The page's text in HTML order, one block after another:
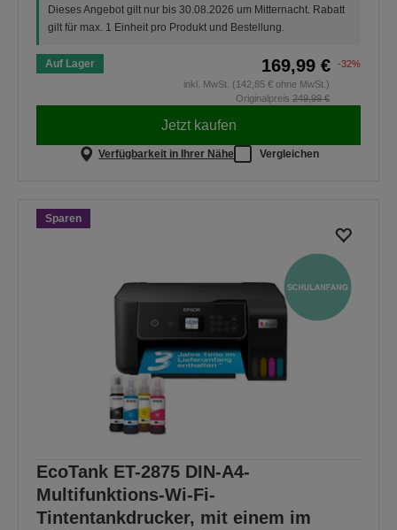
Dieses Angebot gilt nur bis 30.08.2026 um Mitternacht. Rabatt
gilt für max. 1 Einheit pro Produkt und Bestellung.
Auf Lager 169,99 €
-32%
inkl. MwSt. (142,85 € ohne MwSt.)
Originalpreis 249,99 €
Jetzt kaufen
Verfügbarkeit in Ihrer Nähe Vergleichen
Sparen
EcoTank ET-2875 DIN-A4-
Multifunktions-Wi-Fi-
Tintentankdrucker, mit einem im